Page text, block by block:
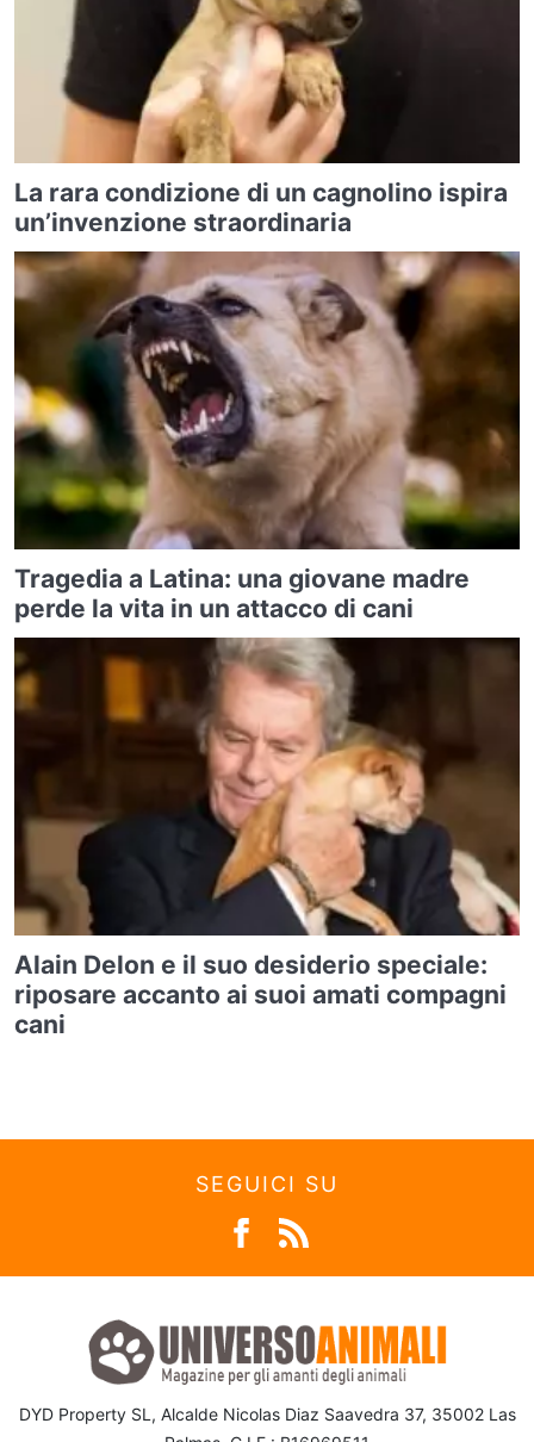
La rara condizione di un cagnolino ispira
un’invenzione straordinaria
Tragedia a Latina: una giovane madre
perde la vita in un attacco di cani
Alain Delon e il suo desiderio speciale:
riposare accanto ai suoi amati compagni
cani
SEGUICI SU
DYD Property SL, Alcalde Nicolas Diaz Saavedra 37, 35002 Las